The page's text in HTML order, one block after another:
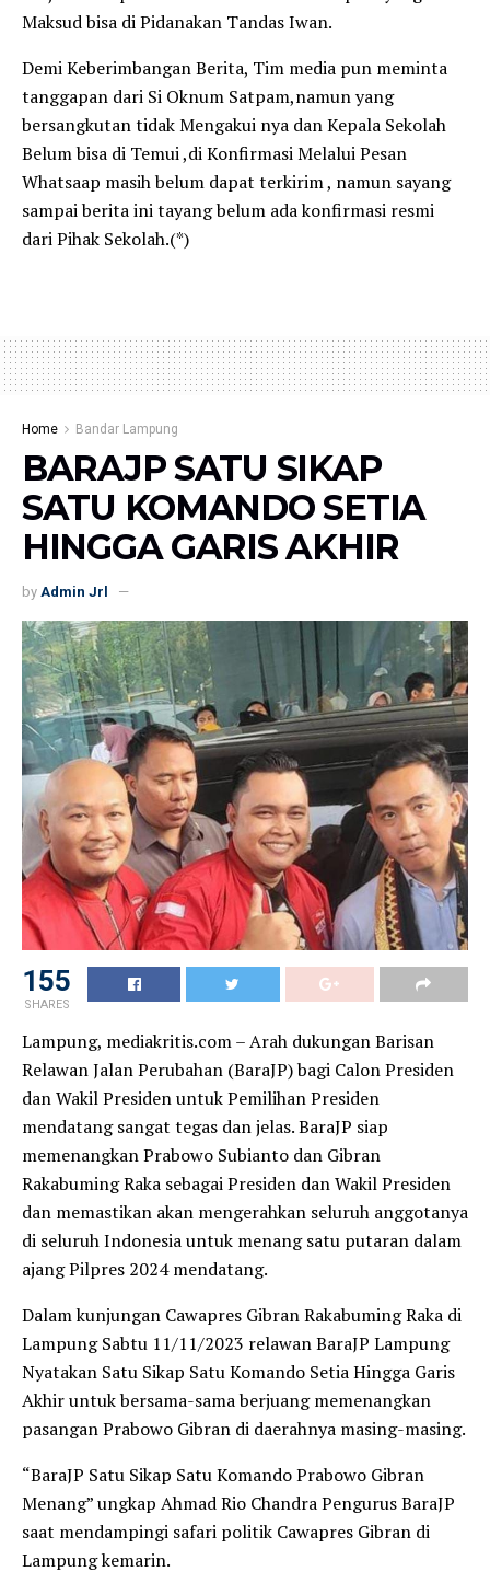
Maksud bisa di Pidanakan Tandas Iwan.
Demi Keberimbangan Berita, Tim media pun meminta
tanggapan dari Si Oknum Satpam,namun yang
bersangkutan tidak Mengakui nya dan Kepala Sekolah
Belum bisa di Temui ,di Konfirmasi Melalui Pesan
Whatsaap masih belum dapat terkirim , namun sayang
sampai berita ini tayang belum ada konfirmasi resmi
dari Pihak Sekolah.(*)
Home Bandar Lampung
BARAJP SATU SIKAP
SATU KOMANDO SETIA
HINGGA GARIS AKHIR
by Admin Jrl
155
SHARES
Lampung, mediakritis.com – Arah dukungan Barisan
Relawan Jalan Perubahan (BaraJP) bagi Calon Presiden
dan Wakil Presiden untuk Pemilihan Presiden
mendatang sangat tegas dan jelas. BaraJP siap
memenangkan Prabowo Subianto dan Gibran
Rakabuming Raka sebagai Presiden dan Wakil Presiden
dan memastikan akan mengerahkan seluruh anggotanya
di seluruh Indonesia untuk menang satu putaran dalam
ajang Pilpres 2024 mendatang.
Dalam kunjungan Cawapres Gibran Rakabuming Raka di
Lampung Sabtu 11/11/2023 relawan BaraJP Lampung
Nyatakan Satu Sikap Satu Komando Setia Hingga Garis
Akhir untuk bersama-sama berjuang memenangkan
pasangan Prabowo Gibran di daerahnya masing-masing.
“BaraJP Satu Sikap Satu Komando Prabowo Gibran
Menang” ungkap Ahmad Rio Chandra Pengurus BaraJP
saat mendampingi safari politik Cawapres Gibran di
Lampung kemarin.